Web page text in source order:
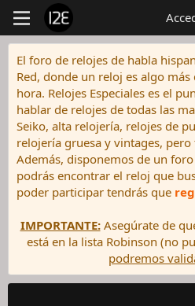
El foro de relojes de habla
Red, donde un reloj es algo
hora. Relojes Especiales es el
hablar de relojes de todas las
Seiko, alta relojería, relojes de
relojería gruesa y vintages,
Además, disponemos de un
podrás encontrar el reloj que
poder participar tendrás que
IMPORTANTE:Asegúrate de
está en la lista Robinson (no
podremos